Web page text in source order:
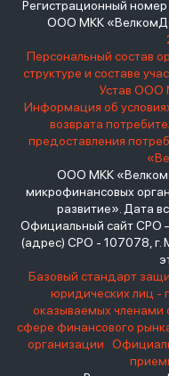
Регистрационный номер
ООО МКК
Персональный состав
структуре и составе
Устав ООО
Информация об
возврата
предоставления
ООО МКК «Велком
микрофинансовых
развитие». Дата
Официальный сайт СРО
(адрес) СРО - 107078, г.
Базовый стандарт
юридических лиц -
оказываемых членами
сфере финансового
организации